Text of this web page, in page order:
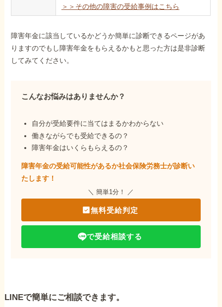
＞＞その他の障害の受給事例はこちら
障害年金に該当しているかどうか簡単に診断できるページがあ
りますのでもし障害年金をもらえるかもと思った方は是非診断
してみてください。
こんなお悩みはありませんか？
自分が受給要件に当てはまるかわからない
働きながらでも受給できるの？
障害年金はいくらもらえるの？
障害年金の受給可能性があるか社会保険労務士が診断い
たします！
＼ 簡単1分！ ／
無料受給判定
で受給相談する
LINEで簡単にご相談できます。